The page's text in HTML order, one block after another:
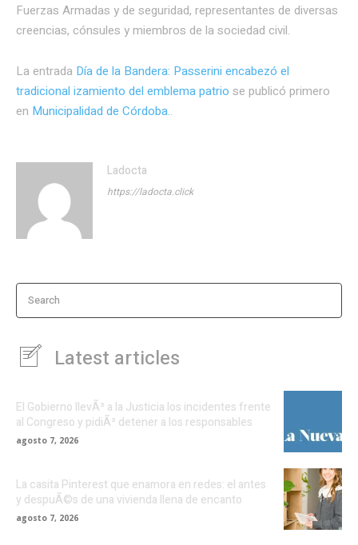
Fuerzas Armadas y de seguridad, representantes de diversas
creencias, cónsules y miembros de la sociedad civil.
La entrada Día de la Bandera: Passerini encabezó el
tradicional izamiento del emblema patrio se publicó primero
en Municipalidad de Córdoba..
Ladocta
https://ladocta.click
Search
Latest articles
El Gobierno llevÃ³ a la Justicia los incidentes frente
al Congreso y pidiÃ³ detener a los responsables
agosto 7, 2026
La casita Pinterest que enamora en redes: el antes
y despuÃ©s de una vivienda llena de encanto
agosto 7, 2026